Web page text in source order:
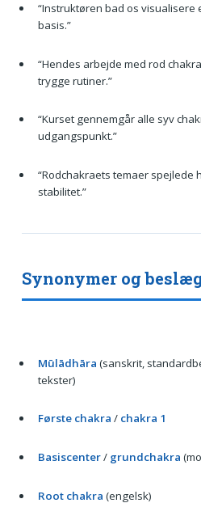
“Instruktøren bad os visualisere
basis.”
“Hendes arbejde med rod
trygge rutiner.”
“Kurset gennemgår alle syv
udgangspunkt.”
“Rodchakraets temaer spejlede
stabilitet.”
Synonymer og
Mūlādhāra (sanskrit,
tekster)
Første chakra / chakra 1
Basiscenter/ grundchakra
Root chakra (engelsk)